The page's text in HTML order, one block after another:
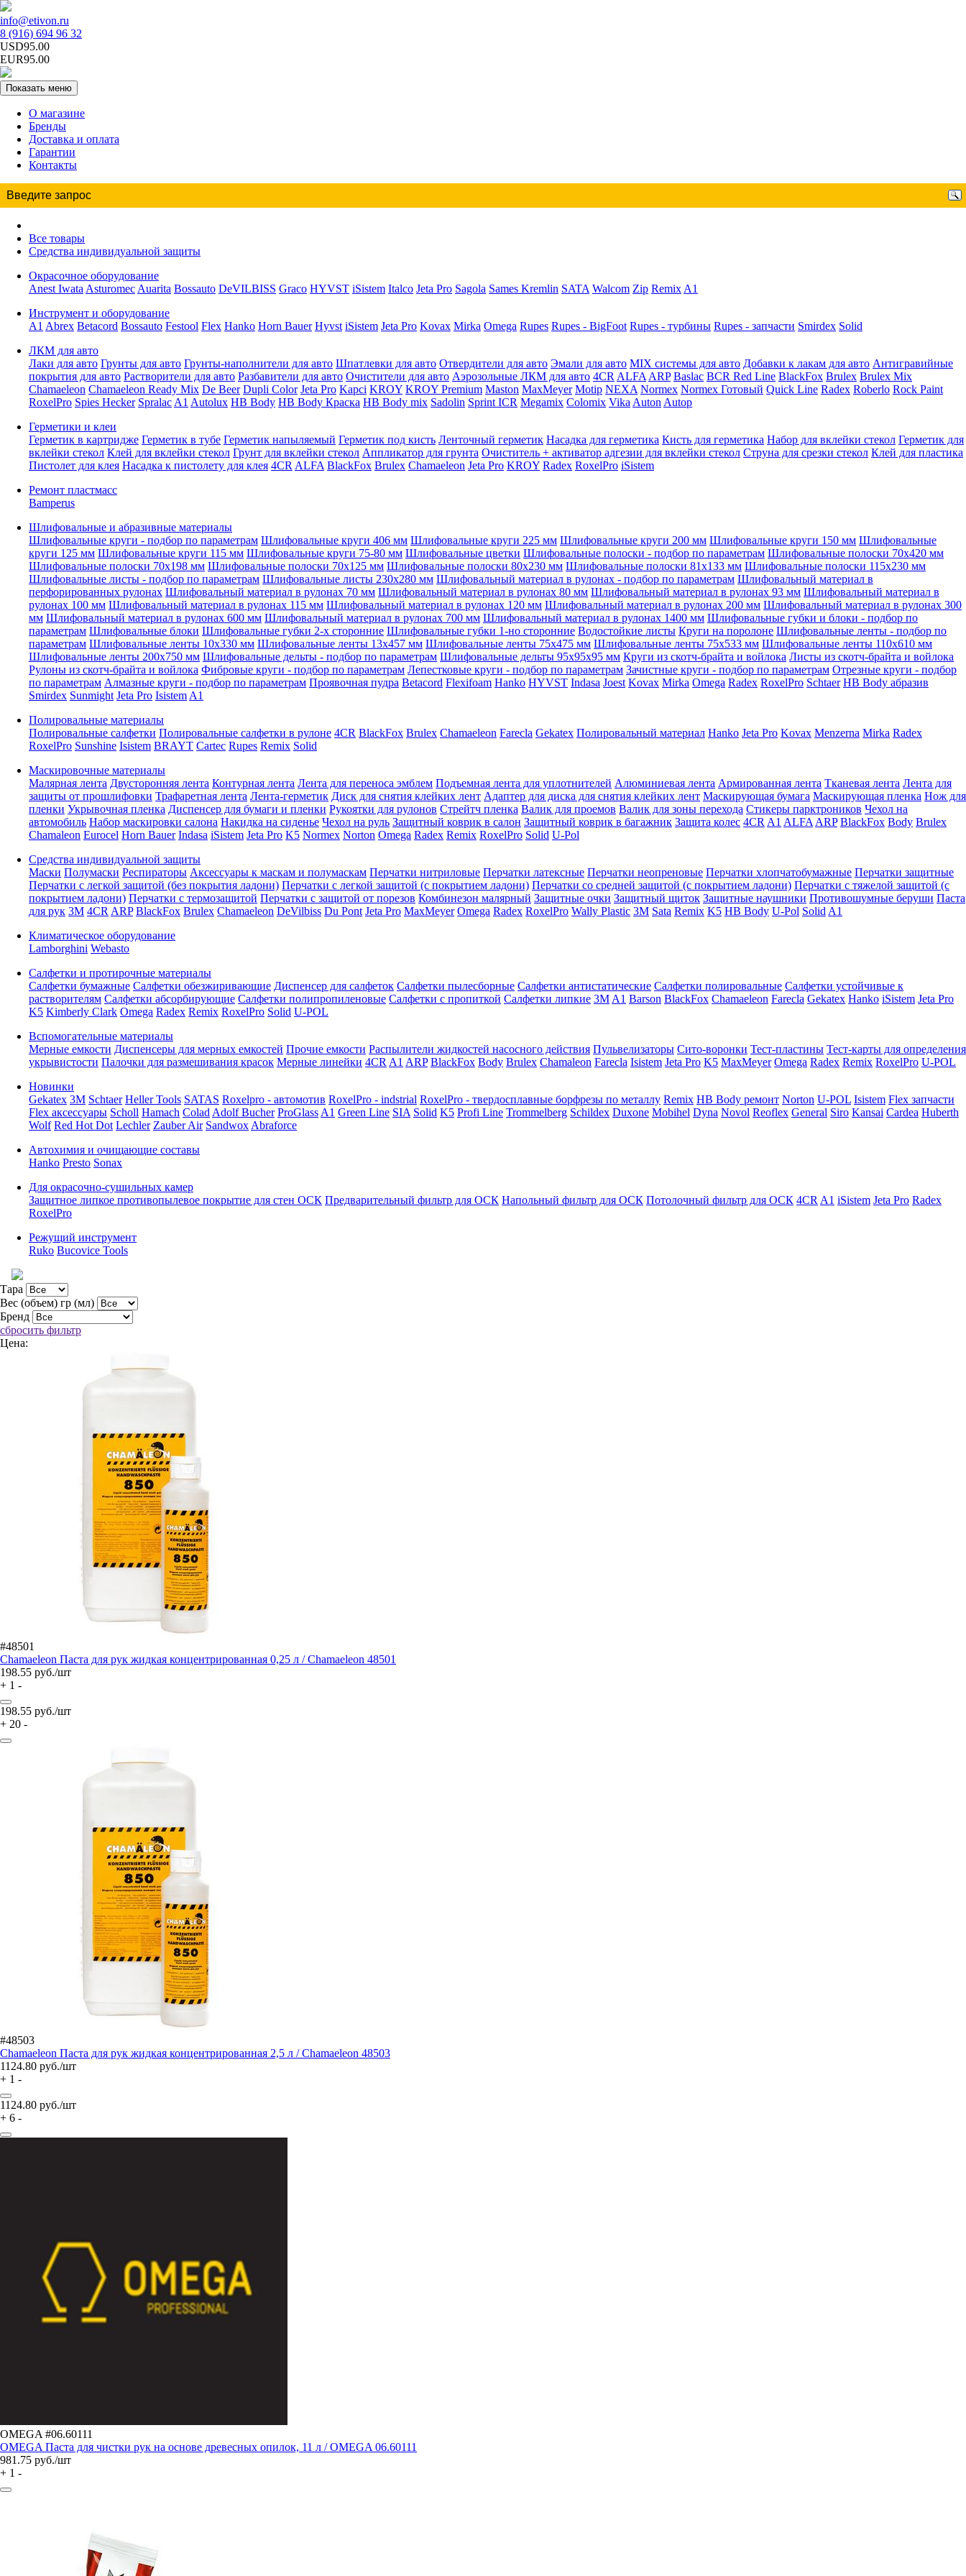
info@etivon.ru
8 (916) 694 96 32
USD95.00
EUR95.00
Показать меню
О магазине
Бренды
Доставка и оплата
Гарантии
Контакты
Все товары
Средства индивидуальной защиты
Окрасочное оборудование
Anest Iwata Asturomec Auarita Bossauto DeVILBISS Graco HYVST iSistem Italco Jeta Pro Sagola Sames Kremlin SATA Walcom Zip Remix A1
Инструмент и оборудование
A1 Abrex Betacord Bossauto Festool Flex Hanko Horn Bauer Hyvst iSistem Jeta Pro Kovax Mirka Omega Rupes Rupes - BigFoot Rupes - турбины Rupes - запчасти Smirdex Solid
ЛКМ для авто
Лаки для авто Грунты для авто Грунты-наполнители для авто Шпатлевки для авто Отвердители для авто Эмали для авто MIX системы для авто Добавки к лакам для авто Антигравийные
покрытия для авто Растворители для авто Разбавители для авто Очистители для авто Аэрозольные ЛКМ для авто 4CR ALFA ARP Baslac BCR Red Line BlackFox Brulex Brulex Mix
Chamaeleon Chamaeleon Ready Mix De Beer Dupli Color Jeta Pro Kapci KROY KROY Premium Maston MaxMeyer Motip NEXA Normex Normex Готовый Quick Line Radex Roberlo Rock Paint
RoxelPro Spies Hecker Spralac A1 Autolux HB Body HB Body Краска HB Body mix Sadolin Sprint ICR Megamix Colomix Vika Auton Autop
Герметики и клеи
Герметик в картридже Герметик в тубе Герметик напыляемый Герметик под кисть Ленточный герметик Насадка для герметика Кисть для герметика Набор для вклейки стекол Герметик для
вклейки стекол Клей для вклейки стекол Грунт для вклейки стекол Аппликатор для грунта Очиститель + активатор адгезии для вклейки стекол Струна для срезки стекол Клей для пластика
Пистолет для клея Насадка к пистолету для клея 4CR ALFA BlackFox Brulex Chamaeleon Jeta Pro KROY Radex RoxelPro iSistem
Ремонт пластмасс
Bamperus
Шлифовальные и абразивные материалы
Шлифовальные круги - подбор по параметрам Шлифовальные круги 406 мм Шлифовальные круги 225 мм Шлифовальные круги 200 мм Шлифовальные круги 150 мм Шлифовальные
круги 125 мм Шлифовальные круги 115 мм Шлифовальные круги 75-80 мм Шлифовальные цветки Шлифовальные полоски - подбор по параметрам Шлифовальные полоски 70x420 мм
Шлифовальные полоски 70x198 мм Шлифовальные полоски 70x125 мм Шлифовальные полоски 80x230 мм Шлифовальные полоски 81x133 мм Шлифовальные полоски 115x230 мм
Шлифовальные листы - подбор по параметрам Шлифовальные листы 230x280 мм Шлифовальный материал в рулонах - подбор по параметрам Шлифовальный материал в
перфорированных рулонах Шлифовальный материал в рулонах 70 мм Шлифовальный материал в рулонах 80 мм Шлифовальный материал в рулонах 93 мм Шлифовальный материал в
рулонах 100 мм Шлифовальный материал в рулонах 115 мм Шлифовальный материал в рулонах 120 мм Шлифовальный материал в рулонах 200 мм Шлифовальный материал в рулонах 300
мм Шлифовальный материал в рулонах 600 мм Шлифовальный материал в рулонах 700 мм Шлифовальный материал в рулонах 1400 мм Шлифовальные губки и блоки - подбор по
параметрам Шлифовальные блоки Шлифовальные губки 2-х сторонние Шлифовальные губки 1-но сторонние Водостойкие листы Круги на поролоне Шлифовальные ленты - подбор по
параметрам Шлифовальные ленты 10x330 мм Шлифовальные ленты 13x457 мм Шлифовальные ленты 75x475 мм Шлифовальные ленты 75x533 мм Шлифовальные ленты 110x610 мм
Шлифовальные ленты 200x750 мм Шлифовальные дельты - подбор по параметрам Шлифовальные дельты 95x95x95 мм Круги из скотч-брайта и войлока Листы из скотч-брайта и войлока
Рулоны из скотч-брайта и войлока Фибровые круги - подбор по параметрам Лепестковые круги - подбор по параметрам Зачистные круги - подбор по параметрам Отрезные круги - подбор
по параметрам Алмазные круги - подбор по параметрам Проявочная пудра Betacord Flexifoam Hanko HYVST Indasa Joest Kovax Mirka Omega Radex RoxelPro Schtaer HB Body абразив
Smirdex Sunmight Jeta Pro Isistem A1
Полировальные материалы
Полировальные салфетки Полировальные салфетки в рулоне 4CR BlackFox Brulex Chamaeleon Farecla Gekatex Полировальный материал Hanko Jeta Pro Kovax Menzerna Mirka Radex
RoxelPro Sunshine Isistem BRAYT Cartec Rupes Remix Solid
Маскировочные материалы
Малярная лента Двусторонняя лента Контурная лента Лента для переноса эмблем Подъемная лента для уплотнителей Алюминиевая лента Армированная лента Тканевая лента Лента для
защиты от прошлифовки Трафаретная лента Лента-герметик Диск для снятия клейких лент Адаптер для диска для снятия клейких лент Маскирующая бумага Маскирующая пленка Нож для
пленки Укрывочная пленка Диспенсер для бумаги и пленки Рукоятки для рулонов Стрейтч пленка Валик для проемов Валик для зоны перехода Стикеры парктроников Чехол на
автомобиль Набор маскировки салона Накидка на сиденье Чехол на руль Защитный коврик в салон Защитный коврик в багажник Защита колес 4CR A1 ALFA ARP BlackFox Body Brulex
Chamaleon Eurocel Horn Bauer Indasa iSistem Jeta Pro K5 Normex Norton Omega Radex Remix RoxelPro Solid U-Pol
Средства индивидуальной защиты
Маски Полумаски Респираторы Аксессуары к маскам и полумаскам Перчатки нитриловые Перчатки латексные Перчатки неопреновые Перчатки хлопчатобумажные Перчатки защитные
Перчатки с легкой защитой (без покрытия ладони) Перчатки с легкой защитой (с покрытием ладони) Перчатки со средней защитой (с покрытием ладони) Перчатки с тяжелой защитой (с
покрытием ладони) Перчатки с термозащитой Перчатки с защитой от порезов Комбинезон малярный Защитные очки Защитный щиток Защитные наушники Противошумные беруши Паста
для рук 3M 4CR ARP BlackFox Brulex Chamaeleon DeVilbiss Du Pont Jeta Pro MaxMeyer Omega Radex RoxelPro Wally Plastic 3M Sata Remix K5 HB Body U-Pol Solid A1
Климатическое оборудование
Lamborghini Webasto
Салфетки и протирочные материалы
Салфетки бумажные Салфетки обезжиривающие Диспенсер для салфеток Салфетки пылесборные Салфетки антистатические Салфетки полировальные Салфетки устойчивые к
растворителям Салфетки абсорбирующие Салфетки полипропиленовые Салфетки с пропиткой Салфетки липкие 3M A1 Barson BlackFox Chamaeleon Farecla Gekatex Hanko iSistem Jeta Pro
K5 Kimberly Clark Omega Radex Remix RoxelPro Solid U-POL
Вспомогательные материалы
Мерные емкости Диспенсеры для мерных емкостей Прочие емкости Распылители жидкостей насосного действия Пульвелизаторы Сито-воронки Тест-пластины Тест-карты для определения
укрывистости Палочки для размешивания красок Мерные линейки 4CR A1 ARP BlackFox Body Brulex Chamaleon Farecla Isistem Jeta Pro K5 MaxMeyer Omega Radex Remix RoxelPro U-POL
Новинки
Gekatex 3M Schtaer Heller Tools SATAS Roxelpro - автомотив RoxelPro - indstrial RoxelPro - твердосплавные борфрезы по металлу Remix HB Body ремонт Norton U-POL Isistem Flex запчасти
Flex аксессуары Scholl Hamach Colad Adolf Bucher ProGlass A1 Green Line SIA Solid K5 Profi Line Trommelberg Schildex Duxone Mobihel Dyna Novol Reoflex General Siro Kansai Cardea Huberth
Wolf Red Hot Dot Lechler Zauber Air Sandwox Abraforce
Автохимия и очищающие составы
Hanko Presto Sonax
Для окрасочно-сушильных камер
Защитное липкое противопылевое покрытие для стен ОСК Предварительный фильтр для ОСК Напольный фильтр для ОСК Потолочный фильтр для ОСК 4CR A1 iSistem Jeta Pro Radex
RoxelPro
Режущий инструмент
Ruko Bucovice Tools
Тара
Вес (объем) гр (мл)
Бренд
сбросить фильтр
Цена:
#48501
Chamaeleon Паста для рук жидкая концентрированная 0,25 л / Chamaeleon 48501
198.55 руб./шт
+ 1 -
198.55 руб./шт
+ 20 -
#48503
Chamaeleon Паста для рук жидкая концентрированная 2,5 л / Chamaeleon 48503
1124.80 руб./шт
+ 1 -
1124.80 руб./шт
+ 6 -
OMEGA #06.60111
OMEGA Паста для чистки рук на основе древесных опилок, 11 л / OMEGA 06.60111
981.75 руб./шт
+ 1 -